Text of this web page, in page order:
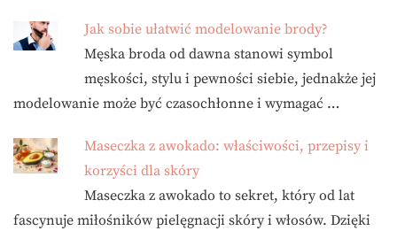
Jak sobie ułatwić modelowanie brody?
Męska broda od dawna stanowi symbol
męskości, stylu i pewności siebie, jednakże jej
modelowanie może być czasochłonne i wymagać …
Maseczka z awokado: właściwości, przepisy i
korzyści dla skóry
Maseczka z awokado to sekret, który od lat
fascynuje miłośników pielęgnacji skóry i włosów. Dzięki